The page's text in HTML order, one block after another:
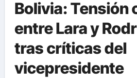
Bolivia: Tensión
entre Lara y
tras críticas del
vicepresidente